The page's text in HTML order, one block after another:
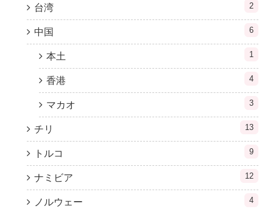
台湾 2
中国 6
本土 1
香港 4
マカオ 3
チリ 13
トルコ 9
ナミビア 12
ノルウェー 4